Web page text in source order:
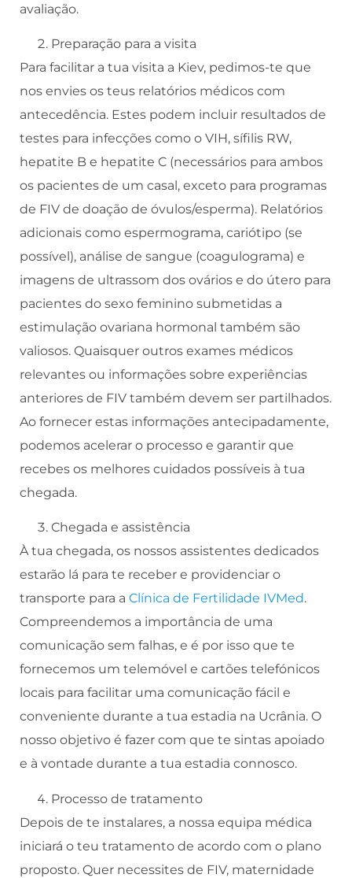
avaliação.
Preparação para a visita
Para facilitar a tua visita a Kiev, pedimos-te que
nos envies os teus relatórios médicos com
antecedência. Estes podem incluir resultados de
testes para infecções como o VIH, sífilis RW,
hepatite B e hepatite C (necessários para ambos
os pacientes de um casal, exceto para programas
de FIV de doação de óvulos/esperma). Relatórios
adicionais como espermograma, cariótipo (se
possível), análise de sangue (coagulograma) e
imagens de ultrassom dos ovários e do útero para
pacientes do sexo feminino submetidas a
estimulação ovariana hormonal também são
valiosos. Quaisquer outros exames médicos
relevantes ou informações sobre experiências
anteriores de FIV também devem ser partilhados.
Ao fornecer estas informações antecipadamente,
podemos acelerar o processo e garantir que
recebes os melhores cuidados possíveis à tua
chegada.
Chegada e assistência
À tua chegada, os nossos assistentes dedicados
estarão lá para te receber e providenciar o
transporte para a Clínica de Fertilidade IVMed.
Compreendemos a importância de uma
comunicação sem falhas, e é por isso que te
fornecemos um telemóvel e cartões telefónicos
locais para facilitar uma comunicação fácil e
conveniente durante a tua estadia na Ucrânia. O
nosso objetivo é fazer com que te sintas apoiado
e à vontade durante a tua estadia connosco.
Processo de tratamento
Depois de te instalares, a nossa equipa médica
iniciará o teu tratamento de acordo com o plano
proposto. Quer necessites de FIV, maternidade